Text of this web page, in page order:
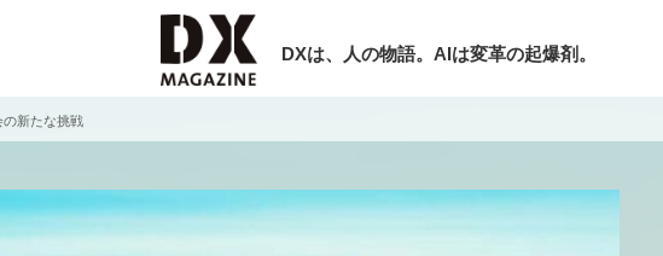
DXは、人の物語。AIは変革の起爆剤。
セミナー
新たな挑戦